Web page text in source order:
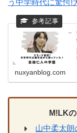
う中学時代に驚愕!
nuxyanblog.com
M!LK
山中柔太朗